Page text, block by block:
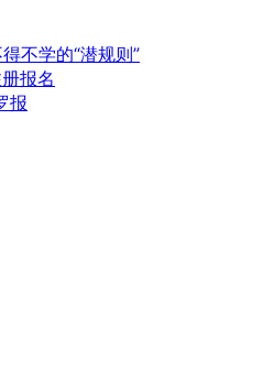
不学的“潜规则”
报名
报